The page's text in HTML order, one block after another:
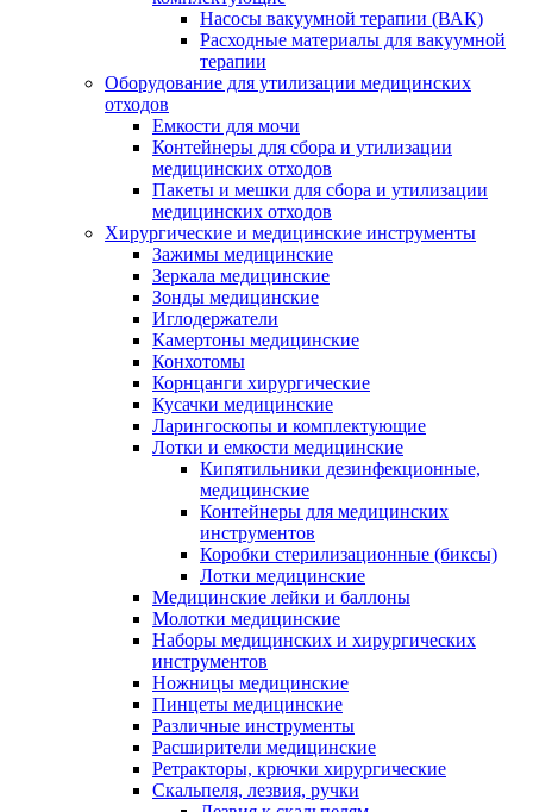
Насосы вакуумной терапии (ВАК)
Расходные материалы для вакуумной
терапии
Оборудование для утилизации медицинских
отходов
Емкости для мочи
Контейнеры для сбора и утилизации
медицинских отходов
Пакеты и мешки для сбора и утилизации
медицинских отходов
Хирургические и медицинские инструменты
Зажимы медицинские
Зеркала медицинские
Зонды медицинские
Иглодержатели
Камертоны медицинские
Конхотомы
Корнцанги хирургические
Кусачки медицинские
Ларингоскопы и комплектующие
Лотки и емкости медицинские
Кипятильники дезинфекционные,
медицинские
Контейнеры для медицинских
инструментов
Коробки стерилизационные (биксы)
Лотки медицинские
Медицинские лейки и баллоны
Молотки медицинские
Наборы медицинских и хирургических
инструментов
Ножницы медицинские
Пинцеты медицинские
Различные инструменты
Расширители медицинские
Ретракторы, крючки хирургические
Скальпеля, лезвия, ручки